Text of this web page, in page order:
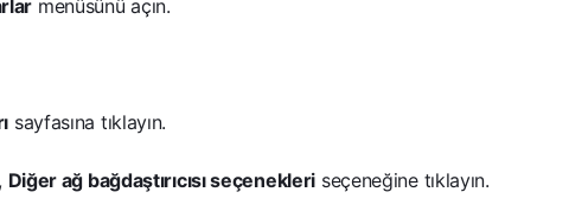
menüsünü açın.
sayfasına tıklayın.
Diğer ağ bağdaştırıcısı seçenekleri seçeneğine tıklayın.